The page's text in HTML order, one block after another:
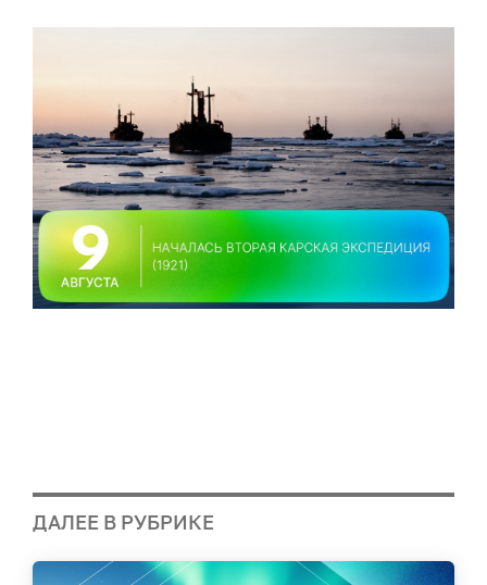
ДАЛЕЕ В РУБРИКЕ